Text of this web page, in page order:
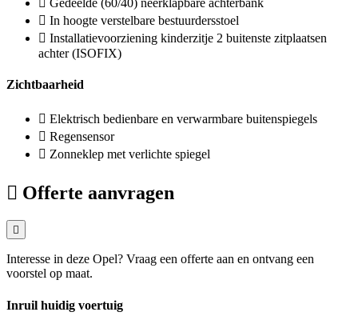
Gedeelde (60/40) neerklapbare achterbank
In hoogte verstelbare bestuurdersstoel
Installatievoorziening kinderzitje 2 buitenste zitplaatsen
achter (ISOFIX)
Zichtbaarheid
Elektrisch bedienbare en verwarmbare buitenspiegels
Regensensor
Zonneklep met verlichte spiegel
Offerte aanvragen
Interesse in deze Opel? Vraag een offerte aan en ontvang een
voorstel op maat.
Inruil huidig voertuig